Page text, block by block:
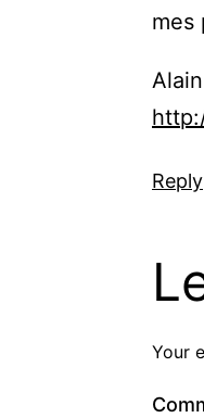
mes
Reply
Your